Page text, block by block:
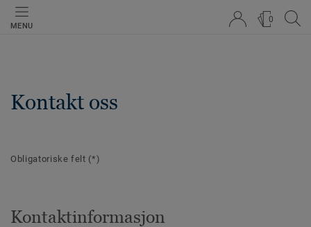
MENU
0
Kontakt oss
Obligatoriske felt (*)
Kontaktinformasjon